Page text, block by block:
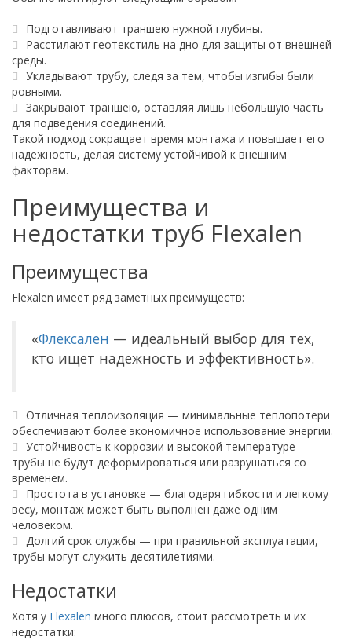
Подготавливают траншею нужной глубины.
Расстилают геотекстиль на дно для защиты от внешней
среды.
Укладывают трубу, следя за тем, чтобы изгибы были
ровными.
Закрывают траншею, оставляя лишь небольшую часть
для подведения соединений.
Такой подход сокращает время монтажа и повышает его
надежность, делая систему устойчивой к внешним
факторам.
Преимущества и
недостатки труб Flexalen
Преимущества
Flexalen имеет ряд заметных преимуществ:
«Флексален — идеальный выбор для тех,
кто ищет надежность и эффективность».
Отличная теплоизоляция — минимальные теплопотери
обеспечивают более экономичное использование энергии.
Устойчивость к коррозии и высокой температуре —
трубы не будут деформироваться или разрушаться со
временем.
Простота в установке — благодаря гибкости и легкому
весу, монтаж может быть выполнен даже одним
человеком.
Долгий срок службы — при правильной эксплуатации,
трубы могут служить десятилетиями.
Недостатки
Хотя у Flexalen много плюсов, стоит рассмотреть и их
недостатки: